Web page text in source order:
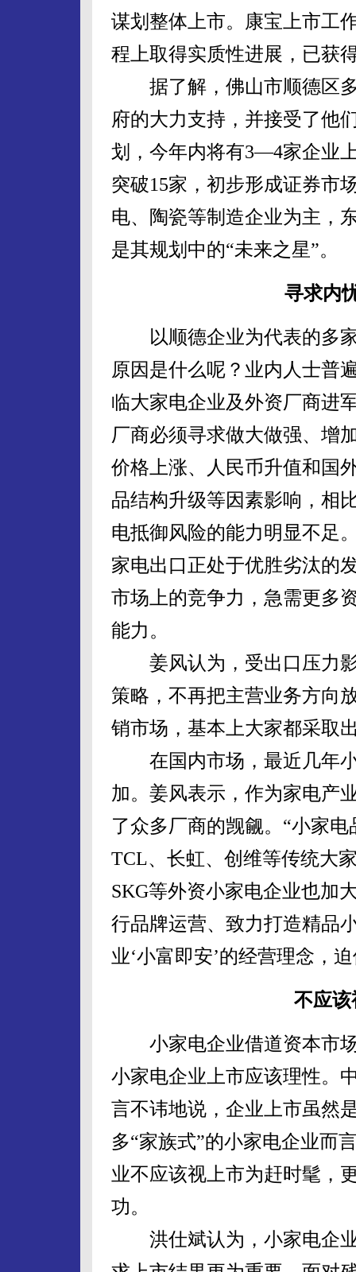
谋划整体上市。康宝上市工
程上取得实质性进展，已获
据了解，佛山市顺德区多
府的大力支持，并接受了他
划，今年内将有3—4家企业
突破15家，初步形成证券市
电、陶瓷等制造企业为主，
是其规划中的“未来之星”。
寻求内
以顺德企业为代表的多家
原因是什么呢？业内人士普
临大家电企业及外资厂商进
厂商必须寻求做大做强、增
价格上涨、人民币升值和国
品结构升级等因素影响，相
电抵御风险的能力明显不足
家电出口正处于优胜劣汰的
市场上的竞争力，急需更多
能力。
姜风认为，受出口压力影
策略，不再把主营业务方向
销市场，基本上大家都采取
在国内市场，最近几年小
加。姜风表示，作为家电产
了众多厂商的觊觎。“小家
TCL、长虹、创维等传统大
SKG等外资小家电企业也加
行品牌运营、致力打造精品
业‘小富即安’的经营理念，
不应
小家电企业借道资本市场
小家电企业上市应该理性。
言不讳地说，企业上市虽然
多“家族式”的小家电企业而
业不应该视上市为赶时髦，
功。
洪仕斌认为，小家电企业